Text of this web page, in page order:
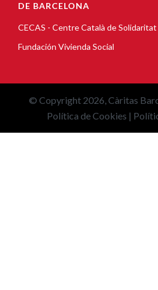
DE BARCELONA
CECAS - Centre Català de Solidaritat
Fundación Vivienda Social
© Copyright 2026, Càritas
Política de Cookies |